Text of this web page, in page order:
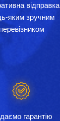
відправка
яким зручним
перевізником
гарантію